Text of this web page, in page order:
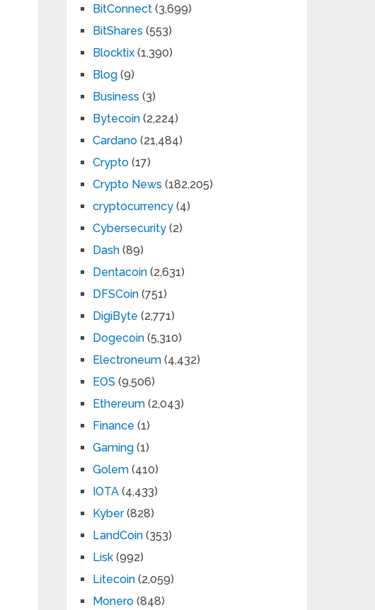
BitConnect (3,699)
BitShares (553)
Blocktix (1,390)
Blog (9)
Business (3)
Bytecoin (2,224)
Cardano (21,484)
Crypto (17)
Crypto News (182,205)
cryptocurrency (4)
Cybersecurity (2)
Dash (89)
Dentacoin (2,631)
DFSCoin (751)
DigiByte (2,771)
Dogecoin (5,310)
Electroneum (4,432)
EOS (9,506)
Ethereum (2,043)
Finance (1)
Gaming (1)
Golem (410)
IOTA (4,433)
Kyber(828)
LandCoin (353)
Lisk (992)
Litecoin (2,059)
Monero (848)